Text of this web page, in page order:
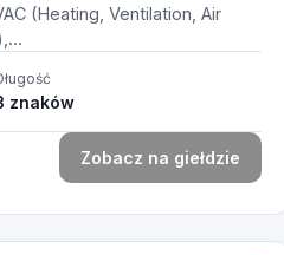
(Heating, Ventilation, Air
znaków
Zobacz na giełdzie